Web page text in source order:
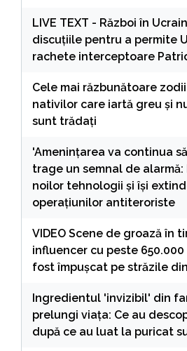
LIVE TEXT - Război în
discuțiile pentru a permite
rachete interceptoare
Cele mai răzbunătoare
nativilor care iartă greu și
sunt trădați
'Amenințarea va continua
trage un semnal de alarmă:
noilor tehnologii și își
operațiunilor antiteroriste
VIDEO Scene de groază în
influencer cu peste
fost împușcat pe străzile
Ingredientul 'invizibil' din
prelungi viața: Ce au
după ce au luat la puricat